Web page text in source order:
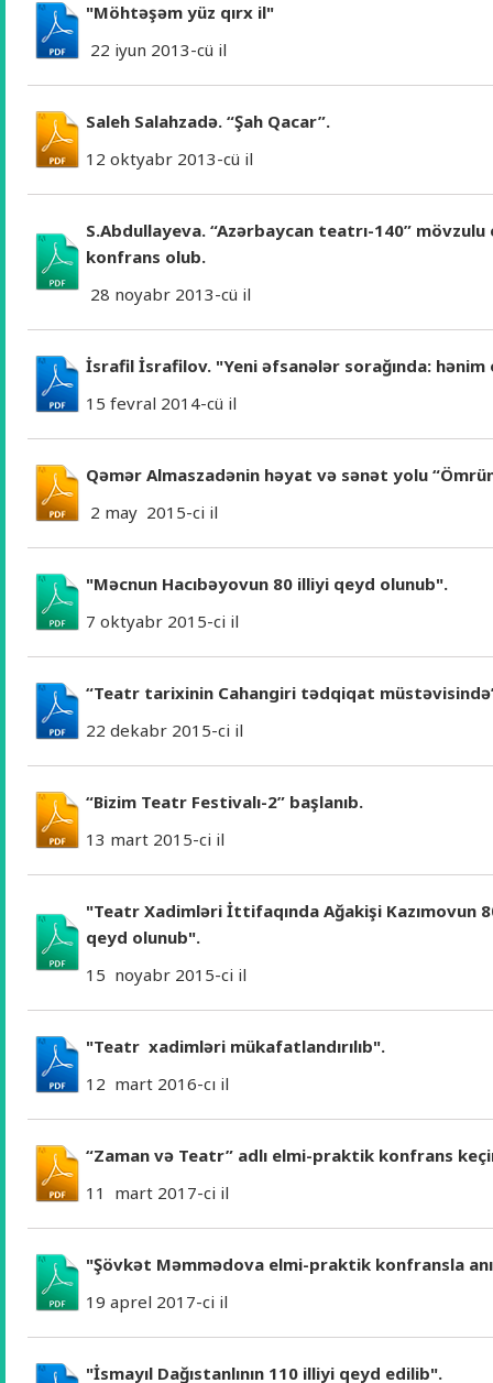
"Möhtəşəm yüz qırx il"
22 iyun 2013-cü il
Saleh Salahzadə. “Şah Qacar”.
12 oktyabr 2013-cü il
S.Abdullayeva. “Azərbaycan teatrı-140”
konfrans olub.
28 noyabr 2013-cü il
İsrafil İsrafilov. "Yeni əfsanələr sorağında:
15 fevral 2014-cü il
Qəmər Almaszadənin həyat və sənət yolu
2 may 2015-ci il
"Məcnun Hacıbəyovun 80 illiyi qeyd olunub".
7 oktyabr 2015-ci il
“Teatr tarixinin Cahangiri tədqiqat
22 dekabr 2015-ci il
“Bizim Teatr Festivalı-2” başlanıb.
13 mart 2015-ci il
"Teatr Xadimləri İttifaqında Ağakişi Kazımovun
qeyd olunub".
15 noyabr 2015-ci il
"Teatr xadimləri mükafatlandırılıb".
12 mart 2016-cı il
“Zaman və Teatr” adlı elmi-praktik konfrans
11 mart 2017-ci il
"Şövkət Məmmədova elmi-praktik konfransla
19 aprel 2017-ci il
"İsmayıl Dağıstanlının 110 illiyi qeyd edilib".